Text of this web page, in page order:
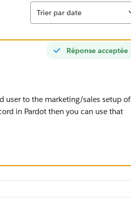
Tri
Trier par date
Réponse acceptée
user to the marketing/sales setup of
in Pardot then you can use that